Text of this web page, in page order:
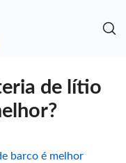
de lítio
barco é melhor